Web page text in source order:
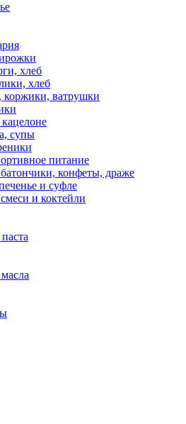
хлеб
хлеб
ватрушки
супы
питание
конфеты, драже
и суфле
и коктейли